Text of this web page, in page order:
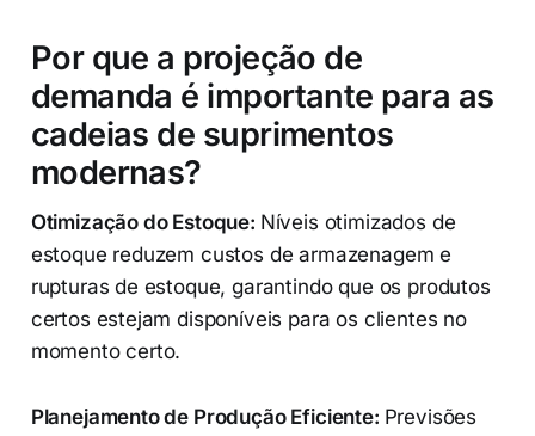
Por que a projeção de
demanda é importante para as
cadeias de suprimentos
modernas?
Otimização do Estoque: Níveis otimizados de
estoque reduzem custos de armazenagem e
rupturas de estoque, garantindo que os produtos
certos estejam disponíveis para os clientes no
momento certo.
Planejamento de Produção Eficiente: Previsões